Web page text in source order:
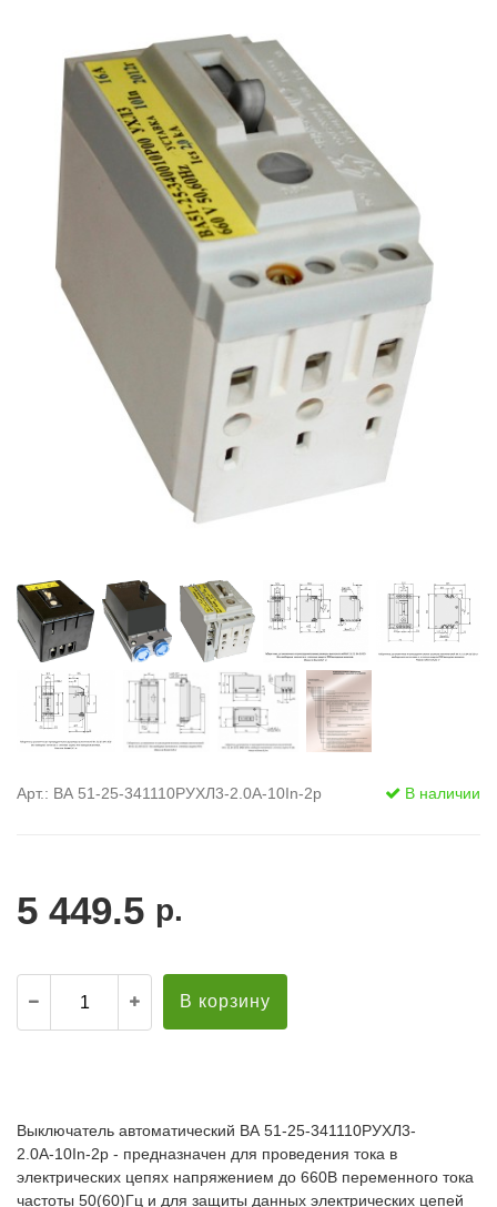
диэлектрические
Стремянки с
Стремянки с
опорой
Ширмы
РЗА (шторы)
Штендеры
Щиты
диэлектрические
Арт.: ВА 51-25-341110РУХЛ3-2.0А-10In-2р В наличии
5 449.5 р.
В корзину
Выключатель автоматический ВА 51-25-341110РУХЛ3-
2.0А-10In-2р - предназначен для проведения тока в
электрических цепях напряжением до 660В переменного тока
частоты 50(60)Гц и для защиты данных электрических цепей